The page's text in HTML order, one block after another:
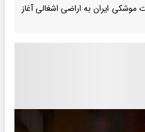
ایران به اراضی اشغالی آغاز